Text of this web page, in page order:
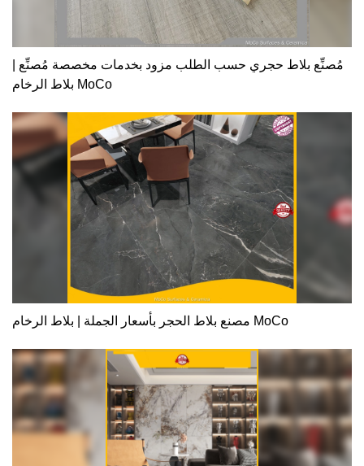
مُصنِّع بلاط حجري حسب الطلب مزود بخدمات مخصصة مُصنِّع |
بلاط الرخام MoCo
مصنع بلاط الحجر بأسعار الجملة | بلاط الرخام MoCo